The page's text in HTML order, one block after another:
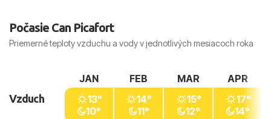
Počasie Can Picafort
Priemerné teploty vzduchu a vody v jednotlivých mesiacoch roka
Vzduch
JAN
13°
10°
FEB
14°
11°
MAR
15°
12°
APR
17°
14°